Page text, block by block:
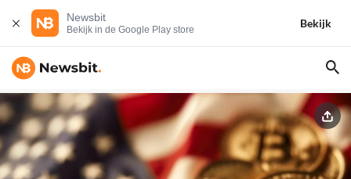
Newsbit
Bekijk in de Google Play store
Bekijk